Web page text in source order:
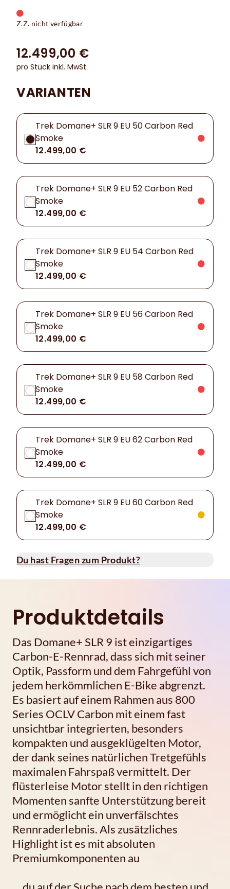
Z.Z. nicht verfügbar
12.499,00 €
pro Stück inkl. MwSt.
VARIANTEN
Trek Domane+ SLR 9 EU 50 Carbon Red
Smoke
12.499,00 €
Trek Domane+ SLR 9 EU 52 Carbon Red
Smoke
12.499,00 €
Trek Domane+ SLR 9 EU 54 Carbon Red
Smoke
12.499,00 €
Trek Domane+ SLR 9 EU 56 Carbon Red
Smoke
12.499,00 €
Trek Domane+ SLR 9 EU 58 Carbon Red
Smoke
12.499,00 €
Trek Domane+ SLR 9 EU 62 Carbon Red
Smoke
12.499,00 €
Trek Domane+ SLR 9 EU 60 Carbon Red
Smoke
12.499,00 €
Du hast Fragen zum Produkt?
Produktdetails
Das Domane+ SLR 9 ist einzigartiges
Carbon-E-Rennrad, dass sich mit seiner
Optik, Passform und dem Fahrgefühl von
jedem herkömmlichen E-Bike abgrenzt.
Es basiert auf einem Rahmen aus 800
Series OCLV Carbon mit einem fast
unsichtbar integrierten, besonders
kompakten und ausgeklügelten Motor,
der dank seines natürlichen Tretgefühls
maximalen Fahrspaß vermittelt. Der
flüsterleise Motor stellt in den richtigen
Momenten sanfte Unterstützung bereit
und ermöglicht ein unverfälschtes
Rennraderlebnis. Als zusätzliches
Highlight ist es mit absoluten
Premiumkomponenten au